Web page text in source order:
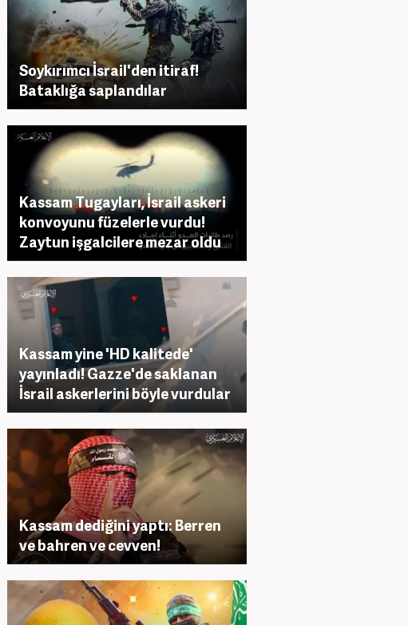
Soykırımcı İsrail'den itiraf!
Bataklığa saplandılar
Kassam Tugayları, İsrail askeri
konvoyunu füzelerle vurdu!
Zaytun işgalcilere mezar oldu
Kassam yine 'HD kalitede'
yayınladı! Gazze'de saklanan
İsrail askerlerini böyle vurdular
Kassam dediğini yaptı: Berren
ve bahren ve cevven!